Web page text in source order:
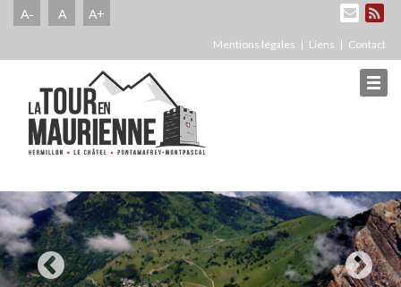
A- A A+
Mentions légales Liens Contact